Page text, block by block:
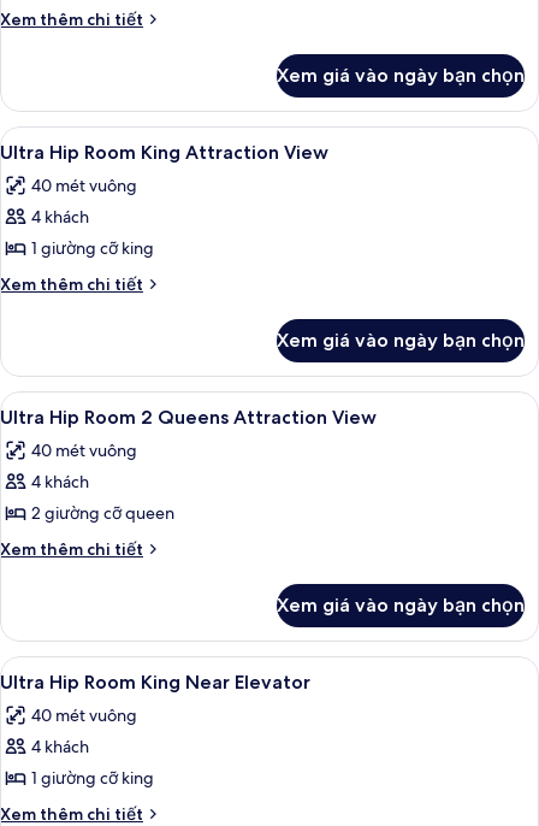
Xem thêm chi tiết
Chi
Phòng
Xem giá vào ngày bạn chọn
Xem
tất
cả
ảnh
Ultra
Hip
Attraction
View
Bộ đồ giường cao cấp, két bảo mật
4
Ultra Hip Room King Attraction View
40 mét vuông
4 khách
1 giường cỡ king
Xem thêm chi tiết
Chi
Ultra
Hip
Room
Attraction
View
Xem giá vào ngày bạn chọn
Xem
tất
cả
ảnh
Ultra
Hip
Queens
Attraction
View
Bộ đồ giường cao cấp, két bảo mật
4
Ultra Hip Room 2 Queens Attraction View
40 mét vuông
4 khách
2 giường cỡ queen
Xem thêm chi tiết
Chi
Ultra
Hip
Room
Queens
Attraction
Xem giá vào ngày bạn chọn
Xem
tất
cả
ảnh
Ultra
Hip
Bộ đồ giường cao cấp, két bảo mật
4
Ultra Hip Room King Near Elevator
40 mét vuông
4 khách
1 giường cỡ king
Xem thêm chi tiết
Chi